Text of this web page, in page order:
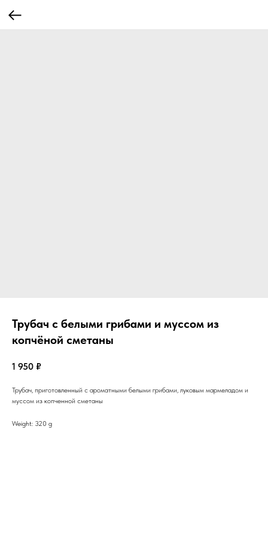
Трубач с белыми грибами и муссом из
копчёной сметаны
1 950 ₽
Трубач, приготовленный с ароматными белыми грибами, луковым мармеладом и
муссом из копченной сметаны
Weight: 320 g